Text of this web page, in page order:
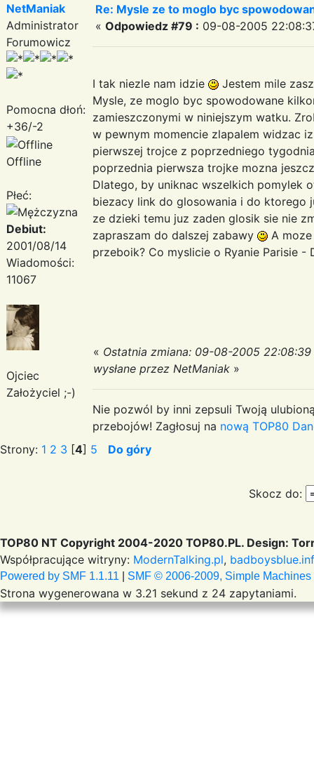
NetManiak
Administrator
Forumowicz
Pomocna dłoń:
+36/-2
Offline
Płeć:
Debiut:
2001/08/14
Wiadomości:
11067
Ojciec
Założyciel ;-)
Re: Mysle ze to moglo byc
« Odpowiedz #79 : 09-08-2005
I tak niezle nam idzie
Jestem mile
Mysle, ze moglo byc spowodowane
zamieszczonymi w niniejszym watku.
w pewnym momencie zlapalem widzac
pierwszej trojce z poprzedniego
poprzednia pierwsza trojke mozna
Dlatego, by uniknac wszelkich pomylek
biezacy link do glosowania i do ktorego
ze dzieki temu juz zaden glosik sie nie
zapraszam do dalszej zabawy
A
przeboik? Co myslicie o Ryanie Parisie -
« Ostatnia zmiana: 09-08-2005 22:08:39
wysłane przez NetManiak »
Nie pozwól by inni zepsuli Twoją
przebojów! Zagłosuj na nową TOP80
Strony: 1 2 3 [4] 5 Do góry
Skocz do:
TOP80 NT Copyright 2004-2020 TOP80.PL. Design:
Współpracujące witryny: ModernTalking.pl,
Powered by SMF 1.1.11 SMF © 2006-2009, Simple Machines
Strona wygenerowana w 3.21 sekund z 24 zapytaniami.